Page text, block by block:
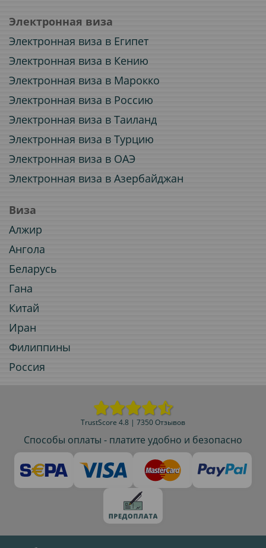
Электронная виза
Электронная виза в Египет
Электронная виза в Кению
Электронная виза в Марокко
Электронная виза в Россию
Электронная виза в Таиланд
Электронная виза в Турцию
Электронная виза в ОАЭ
Электронная виза в Азербайджан
Виза
Алжир
Ангола
Беларусь
Гана
Китай
Иран
Филиппины
Россия
TrustScore 4.8 | 7350 Отзывов
Способы оплаты - платите удобно и безопасно